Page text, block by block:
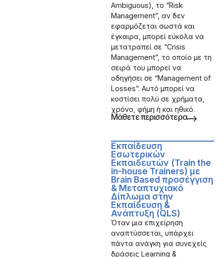
Ambiguous), το “Risk
Management”, αν δεν
εφαρμόζεται σωστά και
έγκαιρα, μπορεί εύκολα να
μετατραπεί σε “Crisis
Management”, το οποίο με τη
σειρά του μπορεί να
οδηγήσει σε “Management of
Losses”. Αυτό μπορεί να
κοστίσει πολύ σε χρήματα,
χρόνο, φήμη ή και ηθικό.
Μάθετε περισσότερα
Εκπαίδευση
Εσωτερικών
Εκπαιδευτών (Train the
in-house Trainers) με
Brain Based προσέγγιση
& Μεταπτυχιακό
Δίπλωμα στην
Εκπαίδευση &
Ανάπτυξη (QLS)
Όταν μια επιχείρηση
αναπτύσσεται, υπάρχει
πάντα ανάγκη για συνεχείς
δράσεις Learning &